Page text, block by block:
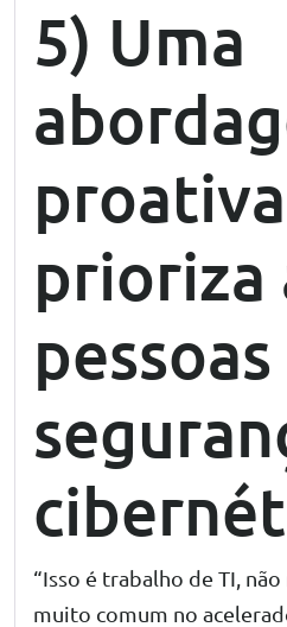
5) Uma
prioriza
“Isso é trabalho de TI,
muito comum no